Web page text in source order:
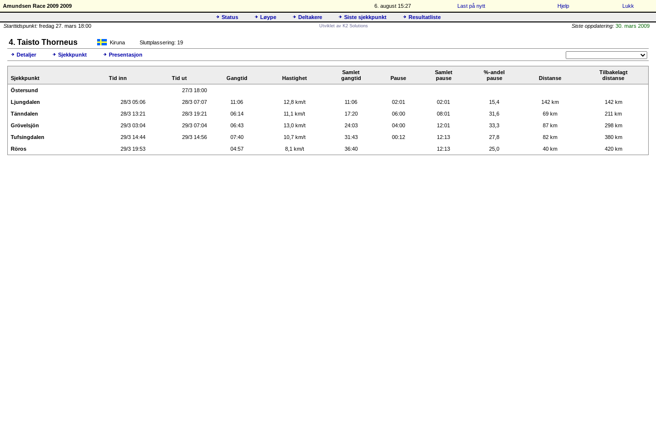
Amundsen Race 2009 2009 6. august 15:27 Last på nytt Hjelp
Lukk
Status
Løype Deltakere Siste sjekkpunkt
Resultatliste
Starttidspunkt: fredag 27. mars 18:00 Utviklet av K2 Solutions Siste oppdatering: 30. mars 2009
4. Taisto Thorneus Kiruna Sluttplassering: 19
Detaljer Sjekkpunkt Presentasjon
Sjekkpunkt Tid inn Tid ut Gangtid Hastighet
Samlet
gangtid
Pause
Samlet
pause
%-andel
pause
Distanse
Tilbakelagt
distanse
Östersund
27/3 18:00
Ljungdalen
28/3 05:06 28/3 07:07 11:06 12,8 km/t 11:06 02:01 02:01 15,4 142 km
142 km
Tänndalen
28/3 13:21 28/3 19:21 06:14 11,1 km/t 17:20 06:00 08:01 31,6 69 km
211 km
Grövelsjön
29/3 03:04 29/3 07:04 06:43 13,0 km/t 24:03 04:00 12:01 33,3 87 km
298 km
Tufsingdalen
29/3 14:44 29/3 14:56 07:40 10,7 km/t 31:43 00:12 12:13 27,8 82 km
380 km
Röros
29/3 19:53 04:57 8,1 km/t 36:40 12:13 25,0 40 km 420 km